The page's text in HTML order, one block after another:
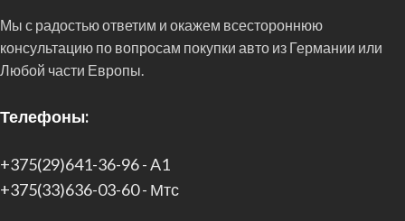
Мы с радостью ответим и окажем всестороннюю
консультацию по вопросам покупки авто из Германии или
Любой части Европы.
Телефоны:
+375(29)641-36-96 - A1
+375(33)636-03-60 - Мтс